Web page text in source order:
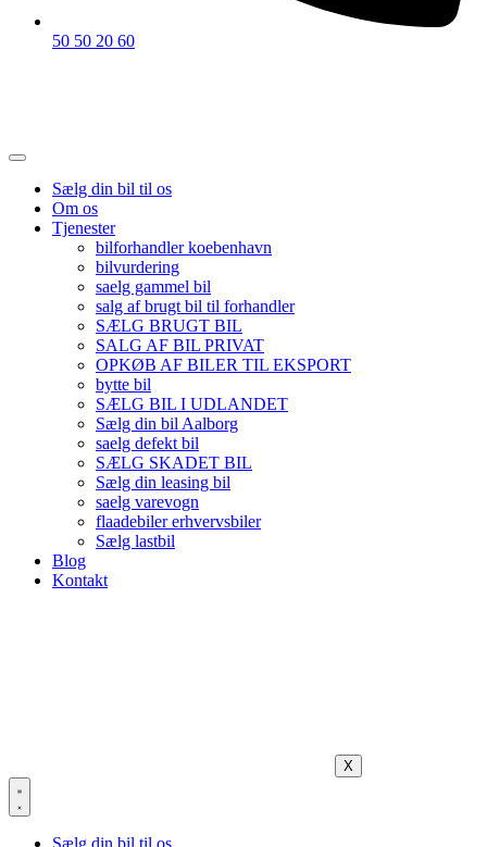
50 50 20 60
Sælg din bil til os
Om os
Tjenester
bilforhandler koebenhavn
bilvurdering
saelg gammel bil
salg af brugt bil til forhandler
SÆLG BRUGT BIL
SALG AF BIL PRIVAT
OPKØB AF BILER TIL EKSPORT
bytte bil
SÆLG BIL I UDLANDET
Sælg din bil Aalborg
saelg defekt bil
SÆLG SKADET BIL
Sælg din leasing bil
saelg varevogn
flaadebiler erhvervsbiler
Sælg lastbil
Blog
Kontakt
X
Sælg din bil til os